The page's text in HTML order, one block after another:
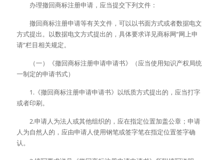
办理撤回商标注册申请，应当提交下列文件：
撤回商标注册申请等有关文件，可以以书面方式或者数据电文
方式提出。以数据电文方式提出的，具体要求详见商标网“网上申
请”栏目相关规定。
（一）《撤回商标注册申请申请书》（应当使用知识产权局统
一制定的申请书式）
1.《撤回商标注册申请申请书》以纸质方式提出的，应当打字
或者印刷。
2.申请人为法人或其他组织的，应在指定位置加盖公章；申请
人为自然人的，应由申请人使用钢笔或签字笔在指定位置签字确
认。